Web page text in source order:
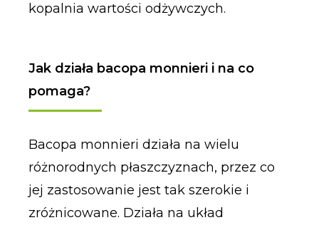
kopalnia wartości odżywczych.
Jak działa bacopa monnieri i na co
pomaga?
Bacopa monnieri działa na wielu
różnorodnych płaszczyznach, przez co
jej zastosowanie jest tak szerokie i
zróżnicowane. Działa na układ